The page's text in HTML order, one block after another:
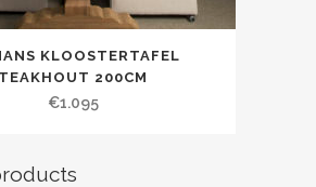
KLOOSTERTAFEL
TEAKHOUT 200CM
€1.095